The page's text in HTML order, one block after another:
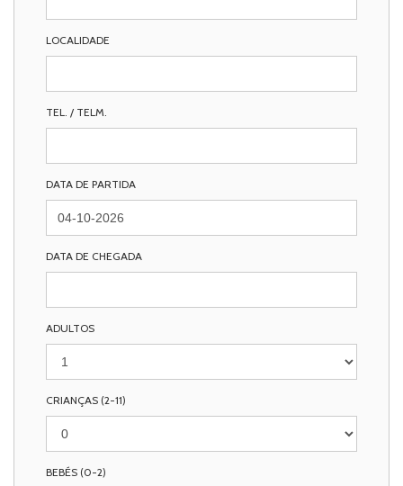
LOCALIDADE
TEL. / TELM.
DATA DE PARTIDA
DATA DE CHEGADA
ADULTOS
CRIANÇAS (2-11)
BEBÉS (0-2)